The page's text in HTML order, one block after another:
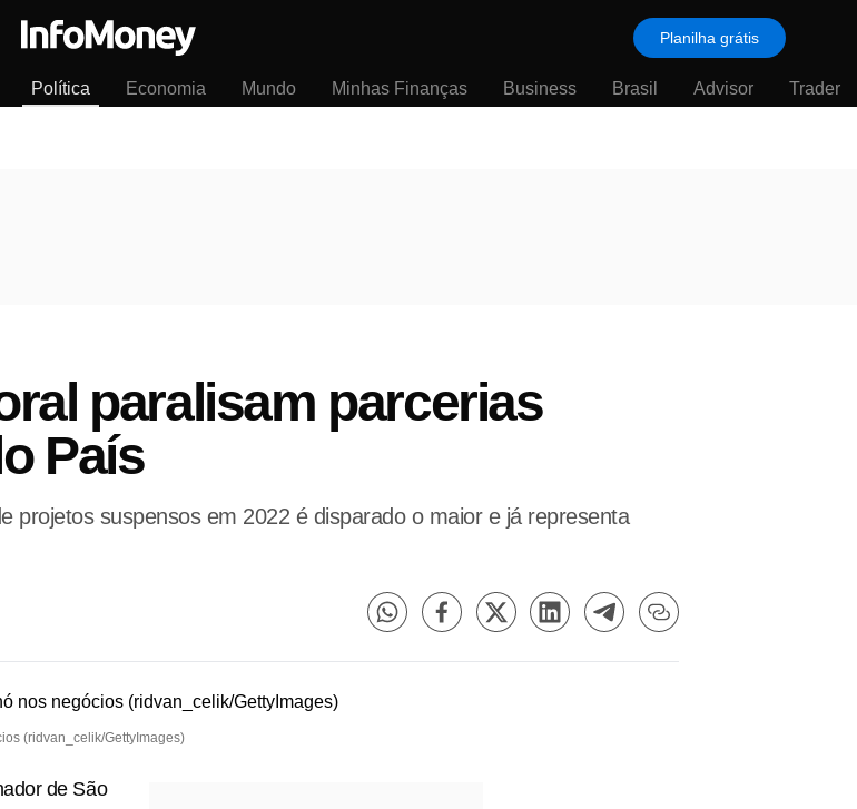
Planilha grátis
Política Economia Mundo Minhas Finanças Business Brasil Advisor Trader
paralisam parcerias
País
projetos suspensos em 2022 é disparado o maior e já representa
(ridvan_celik/GettyImages)
de São